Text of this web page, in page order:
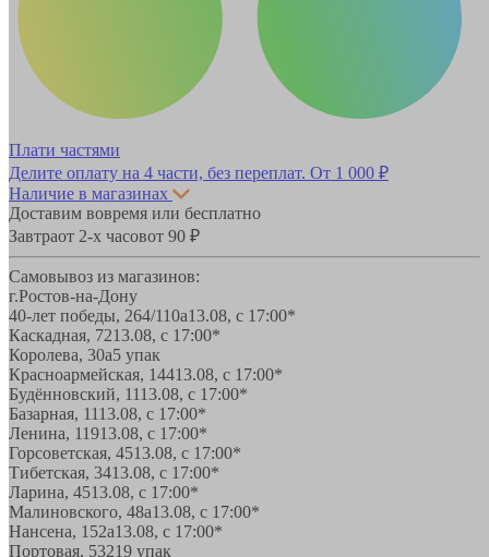
Плати частями
Делите оплату на 4 части, без переплат. От 1 000 ₽
Наличие в магазинах
Доставим вовремя или бесплатно
Завтраот 2-х часовот 90 ₽
Самовывоз из магазинов:
г.Ростов-на-Дону
40-лет победы, 264/110а13.08, с 17:00*
Каскадная, 7213.08, с 17:00*
Королева, 30а5 упак
Красноармейская, 14413.08, с 17:00*
Будённовский, 1113.08, с 17:00*
Базарная, 1113.08, с 17:00*
Ленина, 11913.08, с 17:00*
Горсоветская, 4513.08, с 17:00*
Тибетская, 3413.08, с 17:00*
Ларина, 4513.08, с 17:00*
Малиновского, 48а13.08, с 17:00*
Нансена, 152а13.08, с 17:00*
Портовая, 53219 упак